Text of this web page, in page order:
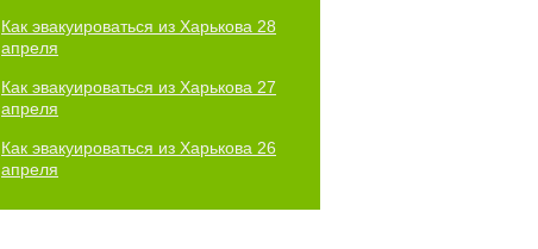
Как эвакуироваться из Харькова 28
апреля
Как эвакуироваться из Харькова 27
апреля
Как эвакуироваться из Харькова 26
апреля